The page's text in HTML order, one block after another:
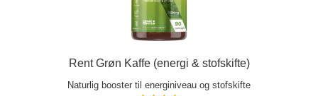
Rent Grøn Kaffe (energi & stofskifte)
Naturlig booster til energiniveau og stofskifte